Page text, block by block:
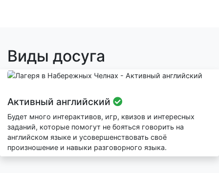
Виды досуга
Активный английский
Будет много интерактивов, игр, квизов и интересных
заданий, которые помогут не бояться говорить на
английском языке и усовершенствовать своё
произношение и навыки разговорного языка.